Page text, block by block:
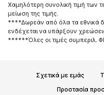
ΝΕΑ
Sneakers
Γόβες και ψηλοτάκουνα
Χαμηλότερη συνολική τιμή των
μείωση της τιμής.
****Δωρεάν από όλα τα εθνικά
ενδέχεται να υπάρξουν
******Όλες οι τιμές συμπεριλ.
Σχετικά με εμάς
Προστασία